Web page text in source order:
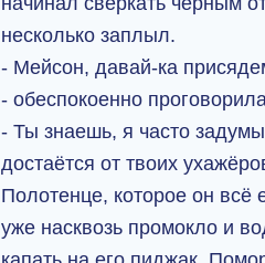
несколько заплыл.
- Мейсон, давай-ка
- обеспокоенно
- Ты знаешь, я часто
достаётся от твоих
Полотенце, которое он всё
уже насквозь промокло и